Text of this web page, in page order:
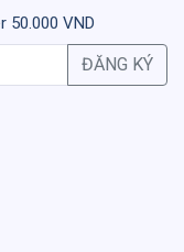
50.000 VND
ĐĂNG KÝ